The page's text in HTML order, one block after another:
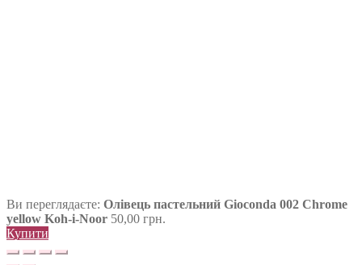
Ви переглядаєте: Олівець пастельний Gioconda 002 Chrome
yellow Koh-i-Noor 50,00 грн.
Купити